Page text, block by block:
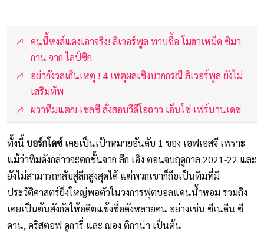
คนนี้หงส์แดงเอาจริง! ลิเวอร์พูล ทาบซื้อ โมฮาเหม็ด ซิมา
กาน จาก ไลป์ซิก
อย่ากังวลเกินเหตุ ! 4 เหตุผลเชิงบวกกรณี ลิเวอร์พูล ยังไม่
เสริมทัพ
ผวาทีมแตก! เชลซี สั่งสอบวีดีโอฉาว เอ็นโซ่ เฟร์นานเดซ
ทั้งนี้ บอร์กโดซ์เคยเป็นเป้าหมายอันดับ 1 ของ เอฟเอสจี เพราะ
แม้ว่าทีมดังกล่าวจะตกชั้นจาก ลีก เอิง ตอนจบฤดูกาล 2021-22 และ
ยังไม่สามารถกลับสู่ลีกสูงสุดได้ แต่พวกเขาก็ถือเป็นทีมที่มี
ประวัติศาสตร์ยิ่งใหญ่พอตัวในวงการฟุตบอลแดนน้ำหอม รวมถึง
เคยเป็นต้นสังกัดให้อดีตแข้งชื่อดังหลายคน อย่างเช่น ซีเนดีน ซี
ดาน, คริสตอฟ ดูการี่ และ ฌอง ติกาน่า เป็นต้น